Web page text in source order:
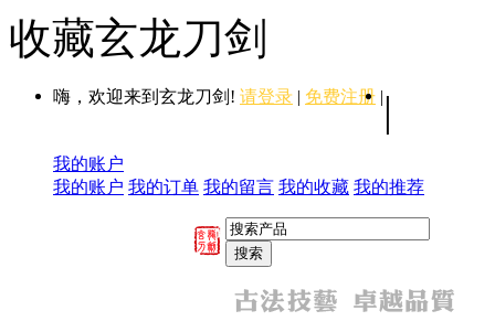
收藏玄龙刀剑
嗨，欢迎来到玄龙刀剑! 请登录 | 免费注册 | |
我的账户
我的账户 我的订单 我的留言 我的收藏 我的推荐